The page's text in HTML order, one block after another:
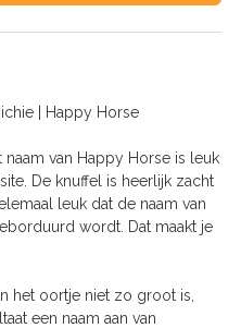
| Happy Horse
van Happy Horse is leuk
De knuffel is heerlijk zacht
leuk dat de naam van
wordt. Dat maakt je
het oortje niet zo groot is,
een naam aan van